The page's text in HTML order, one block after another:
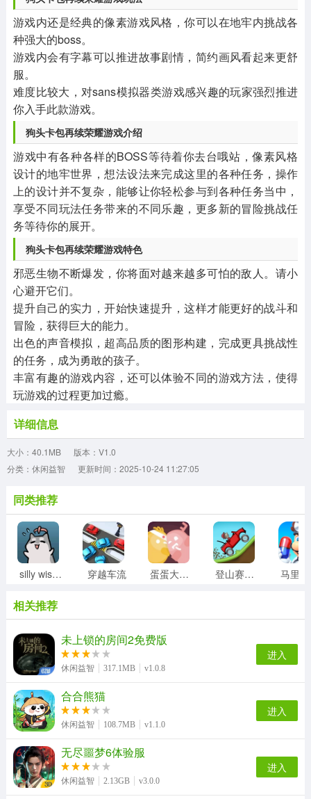
游戏内还是经典的像素游戏风格，你可以在地牢内挑战各
种强大的boss。
游戏内会有字幕可以推进故事剧情，简约画风看起来更舒
服。
难度比较大，对sans模拟器类游戏感兴趣的玩家强烈推进
你入手此款游戏。
狗头卡包再续荣耀游戏介绍
游戏中有各种各样的BOSS等待着你去台哦站，像素风格
设计的地牢世界，想法设法来完成这里的各种任务，操作
上的设计并不复杂，能够让你轻松参与到各种任务当中，
享受不同玩法任务带来的不同乐趣，更多新的冒险挑战任
务等待你的展开。
狗头卡包再续荣耀游戏特色
邪恶生物不断爆发，你将面对越来越多可怕的敌人。请小
心避开它们。
提升自己的实力，开始快速提升，这样才能更好的战斗和
冒险，获得巨大的能力。
出色的声音模拟，超高品质的图形构建，完成更具挑战性
的任务，成为勇敢的孩子。
丰富有趣的游戏内容，还可以体验不同的游戏方法，使得
玩游戏的过程更加过瘾。
详细信息
大小：40.1MB
版本：V1.0
分类：休闲益智
更新时间：2025-10-24 11:27:05
同类推荐
silly wisher最新版 穿越车流 蛋蛋大乱斗 登山赛车1老旧版
相关推荐
未上锁的房间2免费版
休闲益智 317.1MB v1.0.8
进入
合合熊猫
休闲益智 108.7MB v1.1.0
进入
无尽噩梦6体验服
休闲益智 2.13GB v3.0.0
进入